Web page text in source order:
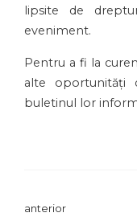
lipsite de
eveniment.
Pentru a fi la
alte oportunități
buletinul lor
anterior